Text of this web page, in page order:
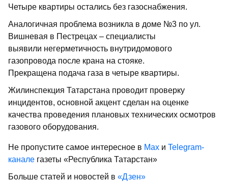
Четыре квартиры остались без газоснабжения.
Аналогичная проблема возникла в доме №3 по ул.
Вишневая в Пестрецах – специалисты
выявили негерметичность внутридомового
газопровода после крана на стояке.
Прекращена подача газа в четыре квартиры.
Жилинспекция Татарстана проводит проверку
инцидентов, основной акцент сделан на оценке
качества проведения плановых технических осмотров
газового оборудования.
Не пропустите самое интересное в Max и Telegram-
канале газеты «Республика Татарстан»
Больше статей и новостей в «Дзен»